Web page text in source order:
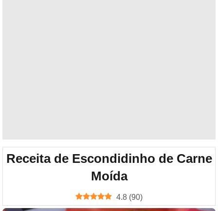
Receita de Escondidinho de Carne
Moída
4.8 (90)